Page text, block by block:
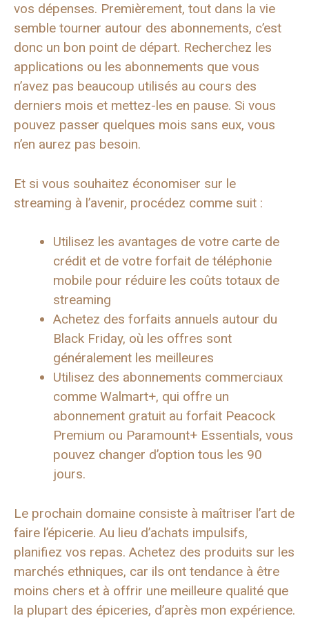
vos dépenses. Premièrement, tout dans la vie
semble tourner autour des abonnements, c’est
donc un bon point de départ. Recherchez les
applications ou les abonnements que vous
n’avez pas beaucoup utilisés au cours des
derniers mois et mettez-les en pause. Si vous
pouvez passer quelques mois sans eux, vous
n’en aurez pas besoin.
Et si vous souhaitez économiser sur le
streaming à l’avenir, procédez comme suit :
Utilisez les avantages de votre carte de
crédit et de votre forfait de téléphonie
mobile pour réduire les coûts totaux de
streaming
Achetez des forfaits annuels autour du
Black Friday, où les offres sont
généralement les meilleures
Utilisez des abonnements commerciaux
comme Walmart+, qui offre un
abonnement gratuit au forfait Peacock
Premium ou Paramount+ Essentials, vous
pouvez changer d’option tous les 90
jours.
Le prochain domaine consiste à maîtriser l’art de
faire l’épicerie. Au lieu d’achats impulsifs,
planifiez vos repas. Achetez des produits sur les
marchés ethniques, car ils ont tendance à être
moins chers et à offrir une meilleure qualité que
la plupart des épiceries, d’après mon expérience.